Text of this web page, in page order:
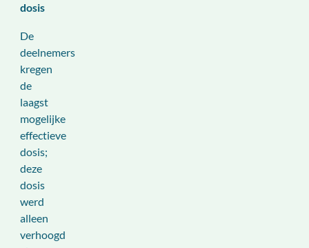
dosis
De
deelnemers
kregen
de
laagst
mogelijke
effectieve
dosis;
deze
dosis
werd
alleen
verhoogd